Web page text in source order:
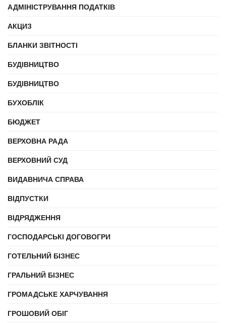
АДМІНІСТРУВАННЯ ПОДАТКІВ
АКЦИЗ
БЛАНКИ ЗВІТНОСТІ
БУДІВНИЦТВО
БУДІВНИЦТВО
БУХОБЛІК
БЮДЖЕТ
ВЕРХОВНА РАДА
ВЕРХОВНИЙ СУД
ВИДАВНИЧА СПРАВА
ВІДПУСТКИ
ВІДРЯДЖЕННЯ
ГОСПОДАРСЬКІ ДОГОВОГРИ
ГОТЕЛЬНИЙ БІЗНЕС
ГРАЛЬНИЙ БІЗНЕС
ГРОМАДСЬКЕ ХАРЧУВАННЯ
ГРОШОВИЙ ОБІГ